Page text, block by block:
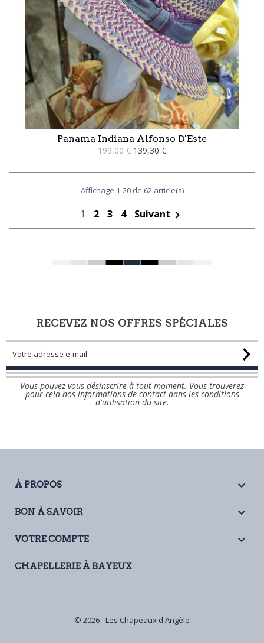
Panama Indiana Alfonso D'Este
199,00 € 139,30 €
Affichage 1-20 de 62 article(s)
1 2 3 4 Suivant 
RECEVEZ NOS OFFRES SPÉCIALES
Vous pouvez vous désinscrire à tout moment. Vous trouverez
pour cela nos informations de contact dans les conditions
d'utilisation du site.
À PROPOS 
BON À SAVOIR 
VOTRE COMPTE 
CHAPELLERIE À BAYEUX
© 2026 - Les Chapeaux d'Angèle